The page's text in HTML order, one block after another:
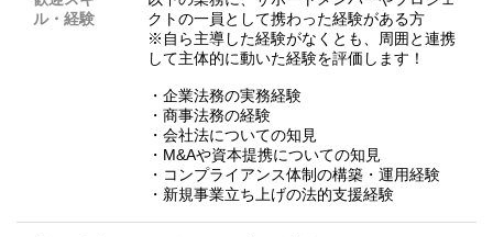
ル・経験
クトの一員として携わった経験がある方
※自ら主導した経験がなくとも、周囲と連携
して主体的に動いた経験を評価します！
・企業法務の実務経験
・商事法務の経験
・会社法についての知見
・M&Aや資本提携についての知見
・コンプライアンス体制の構築・運用経験
・新規事業立ち上げの法的支援経験